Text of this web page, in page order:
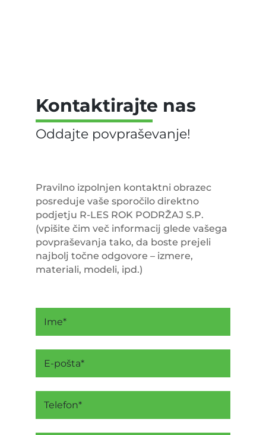
Kontaktirajte nas
Pravilno izpolnjen kontaktni obrazec
posreduje vaše sporočilo direktno
podjetju R-LES ROK PODRŽAJ S.P.
(vpišite čim več informacij glede vašega
povpraševanja tako, da boste prejeli
najbolj točne odgovore – izmere,
materiali, modeli, ipd.)